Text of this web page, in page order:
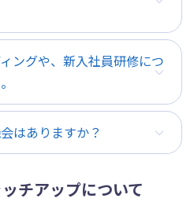
ングや、新入社員研修につ
はありますか？
チアップについて